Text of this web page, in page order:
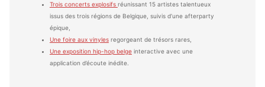
Trois concerts explosifs réunissant 15 artistes talentueux
issus des trois régions de Belgique, suivis d’une afterparty
épique,
Une foire aux vinylesregorgeant de trésors rares,
Une exposition hip-hop belgeinteractive avec une
application d’écoute inédite.